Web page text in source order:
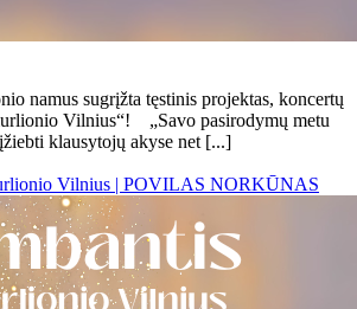
namus sugrįžta tęstinis projektas, koncertų
Vilnius“! „Savo pasirodymų metu
klausytojų akyse net [...]
Vilnius | POVILAS NORKŪNAS